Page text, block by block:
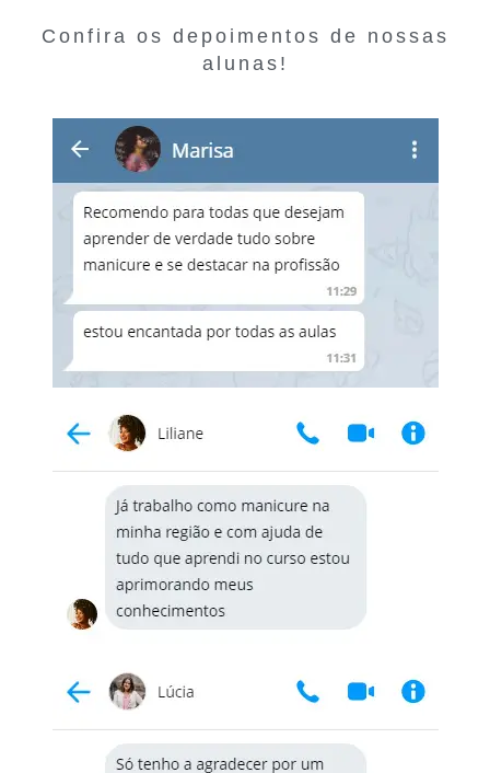
Confira os depoimentos de nossas
alunas!